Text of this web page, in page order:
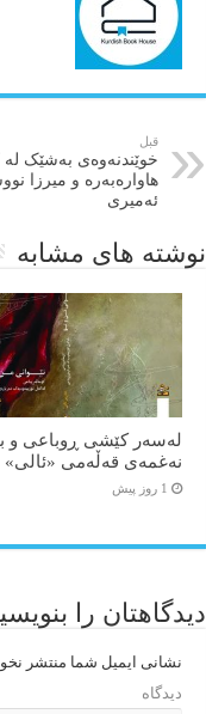
قبل
خوێندنەوەی بەشێک لە
هاوارەبەرە و میرزا
ئەمیری
نوشته های مشابه
لەسەر کێشی ڕوباعی و
نەغمەی قەڵەمی «ئالی»
1 روز پیش
دیدگاهتان را
نشانی ایمیل شما منتشر
دیدگاه